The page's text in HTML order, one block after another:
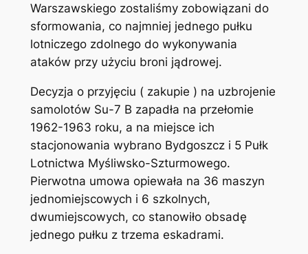
Warszawskiego zostaliśmy zobowiązani do
sformowania, co najmniej jednego pułku
lotniczego zdolnego do wykonywania
ataków przy użyciu broni jądrowej.
Decyzja o przyjęciu ( zakupie ) na uzbrojenie
samolotów Su-7 B zapadła na przełomie
1962-1963 roku, a na miejsce ich
stacjonowania wybrano Bydgoszcz i 5 Pułk
Lotnictwa Myśliwsko-Szturmowego.
Pierwotna umowa opiewała na 36 maszyn
jednomiejscowych i 6 szkolnych,
dwumiejscowych, co stanowiło obsadę
jednego pułku z trzema eskadrami.